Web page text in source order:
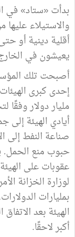
بدأت «ستاد» في
والاستيلاء عليها
أقلية دينية أو
يعيشون في
أصبحت تلك
مليار دولار وفقًا
أيادي الهيئة إلى
صناعة النفط إلى
حبوب منع الحمل.
لوزارة الخزانة
بمليارات
الهيئة بعد
أكبر لاحقًا.